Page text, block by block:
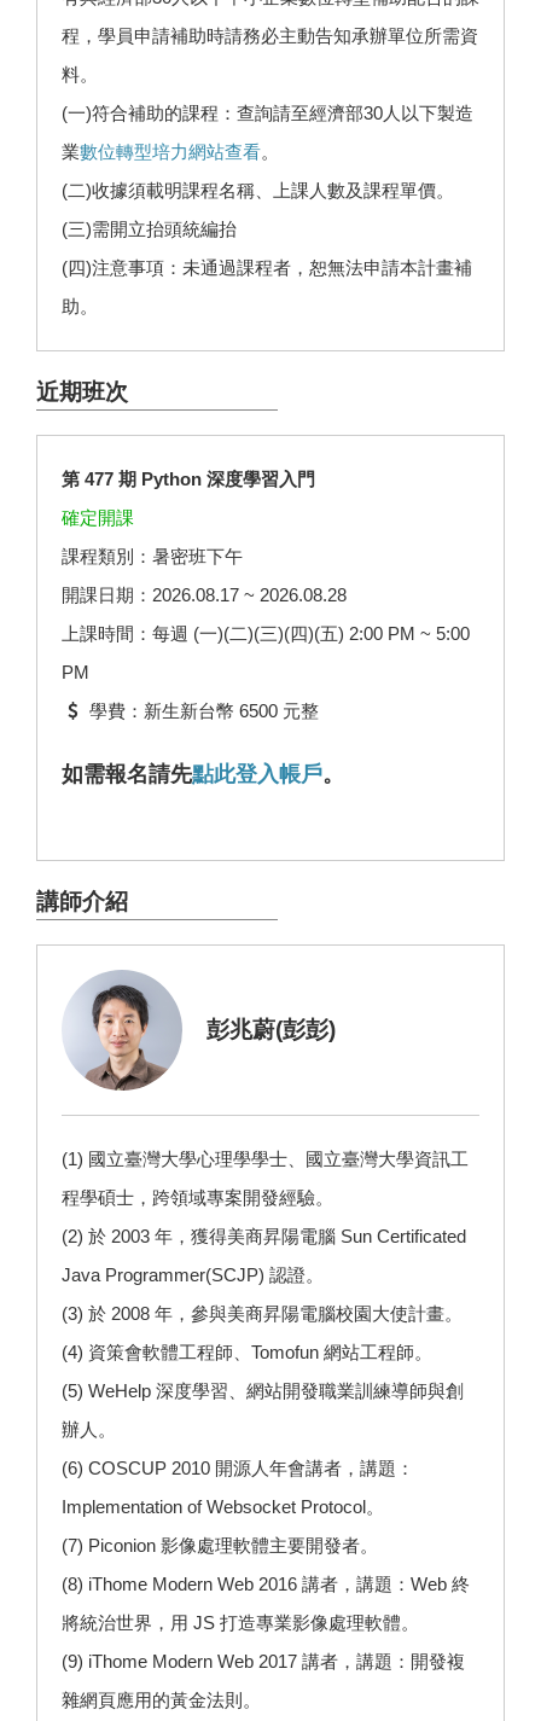
程，學員申請補助時請務必主動告知承辦單位所需資
料。
(一)符合補助的課程：查詢請至經濟部30人以下製造
業數位轉型培力網站查看。
(二)收據須載明課程名稱、上課人數及課程單價。
(三)需開立抬頭統編抬
(四)注意事項：未通過課程者，恕無法申請本計畫補
助。
近期班次
第 477 期 Python 深度學習入門
確定開課
課程類別：暑密班下午
開課日期：2026.08.17 ~ 2026.08.28
上課時間：每週 (一)(二)(三)(四)(五) 2:00 PM ~ 5:00
PM
學費：新生新台幣 6500 元整
如需報名請先點此登入帳戶。
講師介紹
彭兆蔚(彭彭)
(1) 國立臺灣大學心理學學士、國立臺灣大學資訊工
程學碩士，跨領域專案開發經驗。
(2) 於 2003 年，獲得美商昇陽電腦 Sun Certificated
Java Programmer(SCJP) 認證。
(3) 於 2008 年，參與美商昇陽電腦校園大使計畫。
(4) 資策會軟體工程師、Tomofun 網站工程師。
(5) WeHelp 深度學習、網站開發職業訓練導師與創
辦人。
(6) COSCUP 2010 開源人年會講者，講題：
Implementation of Websocket Protocol。
(7) Piconion 影像處理軟體主要開發者。
(8) iThome Modern Web 2016 講者，講題：Web 終
將統治世界，用 JS 打造專業影像處理軟體。
(9) iThome Modern Web 2017 講者，講題：開發複
雜網頁應用的黃金法則。